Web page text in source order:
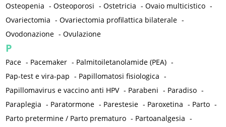
Osteopenia -Osteoporosi -Ostetricia -Ovaio multicistico -
Ovariectomia -Ovariectomia profilattica bilaterale -
Ovodonazione -Ovulazione
P
Pace - Pacemaker - Palmitoiletanolamide (PEA) -
Pap-test e vira-pap - Papillomatosi fisiologica -
Papillomavirus e vaccino anti HPV - Parabeni - Paradiso -
Paraplegia - Paratormone - Parestesie - Paroxetina - Parto -
Parto pretermine / Parto prematuro - Partoanalgesia -